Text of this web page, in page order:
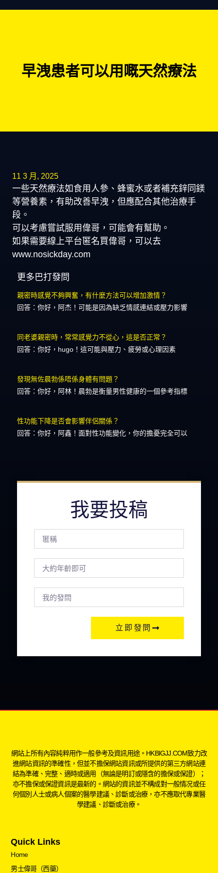
早洩患者可以用嘅天然療法
11 3 月, 2025
一些天然療法如食用人參、蜂蜜水或者補充鋅同鎂
等營養素，有助改善早洩，但應配合其他治療手
段。
可以考慮嘗試服用偉哥，可能會有幫助。
如果需要線上平台匿名買偉哥，可以去
www.nosickday.com
更多巴打發問
親密時感覺不夠興奮，有什麼方法可以增加激情？
回答：你好，阿杰！可能是因為缺乏情感連結或壓力影響
同老婆親密時，常常感覺力不從心，這是否正常？
回答：你好，hugo！這可能與壓力、疲勞或心理因素
發現無佐晨勃係唔係身體有問題？
回答：你好，阿林！晨勃是衡量男性健康的一個參考指標
性功能下降是否會影響伴侶關係？
回答：你好，阿鑫！面對性功能變化，你的擔憂完全可以
我要投稿
立即發問
網站上所有內容純粹用作一般參考及資訊用途。HKBIGJJ.COM致力改
進網站資訊的準確性，但並不擔保網站資訊或所提供的第三方網站連
結為準確、完整、適時或適用（無論是明訂或隱含的擔保或保證）；
亦不擔保或保證資訊是最新的。網站的資訊並不構成對一般情况或任
何個別人士或病人個案的醫學建議、診斷或治療，亦不應取代專業醫
學建議、診斷或治療。
Quick Links
Home
男士偉哥（西藥）